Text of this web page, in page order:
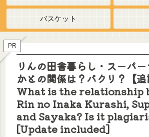
バスケット
PR
りんの田舎暮らし・スーパ
かとの関係は？パクリ？【追
What is the relationship
Rin no Inaka Kurashi,
and Sayaka? Is it
[Update included]